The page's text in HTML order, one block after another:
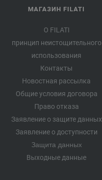
МАГАЗИН FILATI
О FILATI
принцип неистощительного
использования
Контакты
Новостная рассылка
Общие условия договора
Право отказа
Заявление о защите данных
Заявление о доступности
Защита данных
Выходные данные